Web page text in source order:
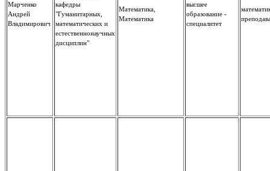
Марченко
Андрей
Владимирович
кафедры
"Гуманитарных,
математических и
естественнонаучных
дисциплин"
Математика,
Математика
высшее
образование -
специалитет